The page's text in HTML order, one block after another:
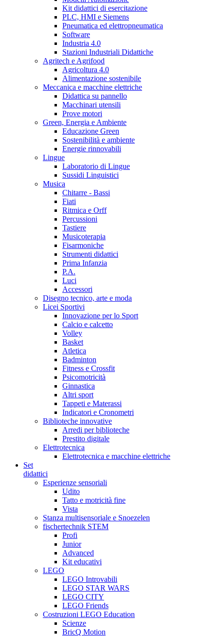
Kit didattici di esercitazione
PLC, HMI e Siemens
Pneumatica ed elettropneumatica
Software
Industria 4.0
Stazioni Industriali Didattiche
Agritech e Agrifood
Agricoltura 4.0
Alimentazione sostenibile
Meccanica e macchine elettriche
Didattica su pannello
Macchinari utensili
Prove motori
Green, Energia e Ambiente
Educazione Green
Sostenibilità e ambiente
Energie rinnovabili
Lingue
Laboratorio di Lingue
Sussidi Linguistici
Musica
Chitarre - Bassi
Fiati
Ritmica e Orff
Percussioni
Tastiere
Musicoterapia
Fisarmoniche
Strumenti didattici
Prima Infanzia
P.A.
Luci
Accessori
Disegno tecnico, arte e moda
Licei Sportivi
Innovazione per lo Sport
Calcio e calcetto
Volley
Basket
Atletica
Badminton
Fitness e Crossfit
Psicomotricità
Ginnastica
Altri sport
Tappeti e Materassi
Indicatori e Cronometri
Biblioteche innovative
Arredi per biblioteche
Prestito digitale
Elettrotecnica
Elettrotecnica e macchine elettriche
Set
didattici
Esperienze sensoriali
Udito
Tatto e motricità fine
Vista
Stanza multisensoriale e Snoezelen
fischertechnik STEM
Profi
Junior
Advanced
Kit educativi
LEGO
LEGO Introvabili
LEGO STAR WARS
LEGO CITY
LEGO Friends
Costruzioni LEGO Education
Scienze
BricQ Motion